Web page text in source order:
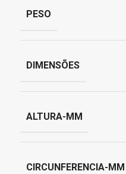
PESO
DIMENSÕES
ALTURA-MM
CIRCUNFERENCIA-MM